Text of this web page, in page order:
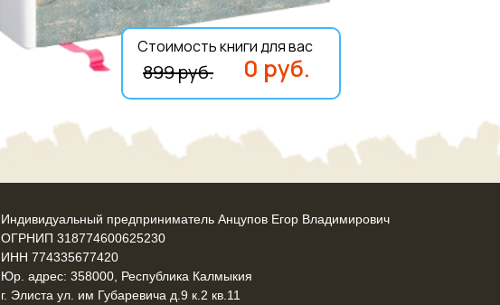
Стоимость книги для вас
899 руб. 0 руб.
Индивидуальный предприниматель Анцупов Егор Владимирович
ОГРНИП 318774600625230
ИНН 774335677420
Юр. адрес: 358000, Республика Калмыкия
г. Элиста ул. им Губаревича д.9 к.2 кв.11